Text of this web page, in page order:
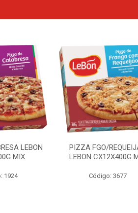
LEBON
MIX
1924
PIZZA FGO/
LEBON CX12X400G
Código: 3677